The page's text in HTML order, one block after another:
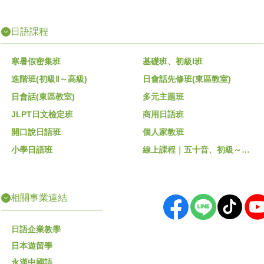
日語課程
寒暑假密集班
基礎班、初級I班
進階班(初級Ⅱ～高級)
日會話先修班(東區教室)
日會話(東區教室)
多元主題班
JLPT日文檢定班
商用日語班
開口說日語班
個人家教班
小學日語班
線上課程｜五十音、初級～高級
相關事業連結
日語企業教學
日本遊留學